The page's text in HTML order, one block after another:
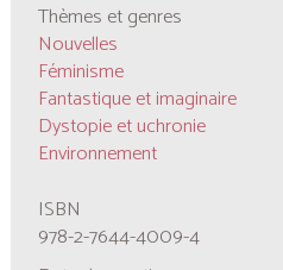
Thèmes et genres
Nouvelles
Féminisme
Fantastique et imaginaire
Dystopie et uchronie
Environnement
ISBN
978-2-7644-4009-4